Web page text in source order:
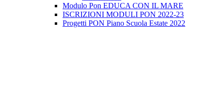
Modulo Pon EDUCA CON IL MARE
ISCRIZIONI MODULI PON 2022-23
Progetti PON Piano Scuola Estate 2022